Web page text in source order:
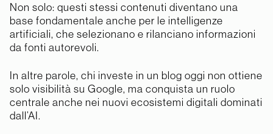
Non solo: questi stessi contenuti diventano una
base fondamentale anche per le intelligenze
artificiali, che selezionano e rilanciano informazioni
da fonti autorevoli.
In altre parole, chi investe in un blog oggi non ottiene
solo visibilità su Google, ma conquista un ruolo
centrale anche nei nuovi ecosistemi digitali dominati
dall’AI.